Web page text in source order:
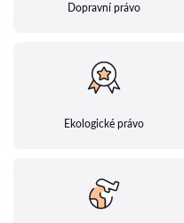
Dopravní právo
Ekologické právo